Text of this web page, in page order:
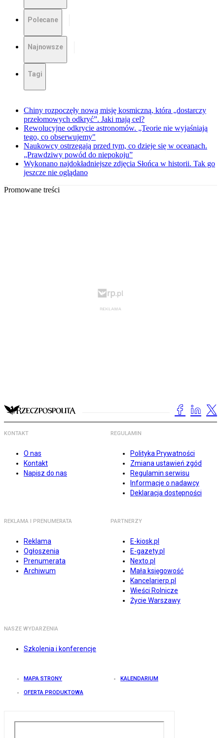
Polecane
Najnowsze
Tagi
Chiny rozpoczęły nową misję kosmiczną, która „dostarczy
przełomowych odkryć”. Jaki mają cel?
Rewolucyjne odkrycie astronomów. „Teorie nie wyjaśniają
tego, co obserwujemy"
Naukowcy ostrzegają przed tym, co dzieje się w oceanach.
„Prawdziwy powód do niepokoju”
Wykonano najdokładniejsze zdjęcia Słońca w historii. Tak go
jeszcze nie oglądano
Promowane treści
KONTAKT
O nas
Kontakt
Napisz do nas
REGULAMIN
Polityka Prywatności
Zmiana ustawień zgód
Regulamin serwisu
Informacje o nadawcy
Deklaracja dostępności
REKLAMA I PRENUMERATA
Reklama
Ogłoszenia
Prenumerata
Archiwum
PARTNERZY
E-kiosk.pl
E-gazety.pl
Nexto.pl
Mała księgowość
Kancelarierp.pl
Wieści Rolnicze
Życie Warszawy
NASZE WYDARZENIA
Szkolenia i konferencje
MAPA STRONY KALENDARIUM
OFERTA PRODUKTOWA